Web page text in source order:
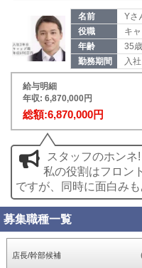
出勤が少ない場合は、出
場合もあります。
&#160;</p>
名前
Yさ
役職
キ
年齢
35歳
勤務期間
入
給与明細
年収: 6,870,000円
総額:6,870,000円
スタッフのホンネ!
私の役割はフロン
ですが、同時に面白み
募集職種一覧
店長/幹部候補